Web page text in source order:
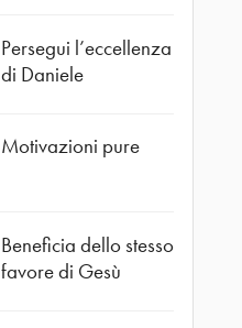
Persegui l’eccellenza
di Daniele
Motivazioni pure
Beneficia dello stesso
favore di Gesù